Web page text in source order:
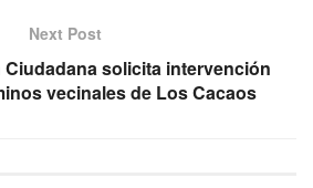
Next Post
solicita intervención
vecinales de Los Cacaos